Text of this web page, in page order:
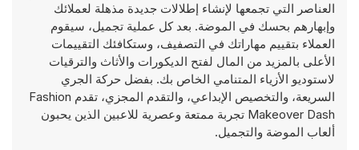
العناصر التي تجمعها لإنشاء إطلالات جديدة مذهلة لعملائك
وإبهارهم بحسك في الموضة. بعد كل عملية تجميل، سيقوم
العملاء بتقييم مهاراتك في التصفيف، وستكافئك التقييمات
الأعلى بالمزيد من المال لفتح الديكورات والأثاث والترقيات
لاستوديو الأزياء المتنامي الخاص بك. بفضل حركة الجري
السريعة، والتخصيص الإبداعي، والتقدم المجزي، تقدم Fashion
Makeover Dash تجربة ممتعة وعصرية للاعبين الذين يحبون
ألعاب الموضة والتجميل.